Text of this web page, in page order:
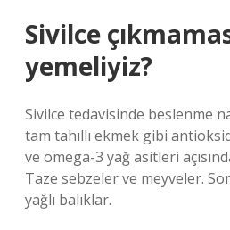
Sivilce
yemeliyiz?
Sivilce tedavisinde beslenme
tam tahıllı ekmek gibi
ve omega-3 yağ asitleri
Taze sebzeler ve meyveler.
yağlı balıklar.